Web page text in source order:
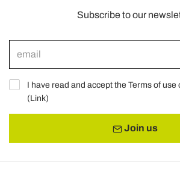
Subscribe to our
I have read and accept the Terms of use
(Link)
Join us